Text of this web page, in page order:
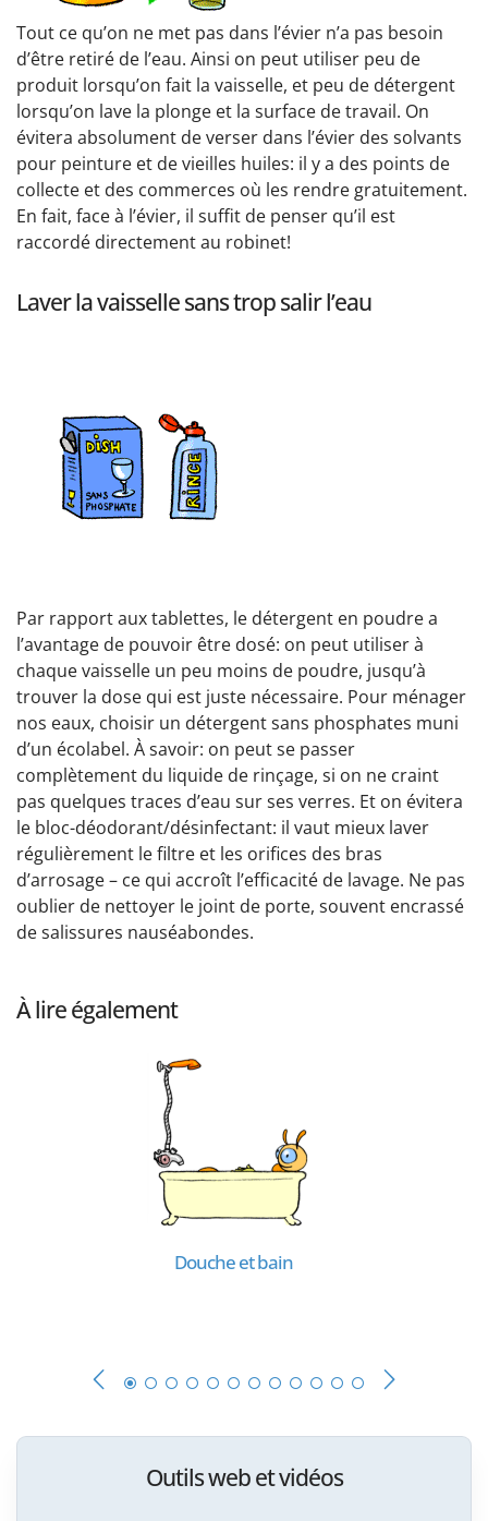
Tout ce qu’on ne met pas dans l’évier n’a pas besoin
d’être retiré de l’eau. Ainsi on peut utiliser peu de
produit lorsqu’on fait la vaisselle, et peu de détergent
lorsqu’on lave la plonge et la surface de travail. On
évitera absolument de verser dans l’évier des solvants
pour peinture et de vieilles huiles: il y a des points de
collecte et des commerces où les rendre gratuitement.
En fait, face à l’évier, il suffit de penser qu’il est
raccordé directement au robinet!
Laver la vaisselle sans trop salir l’eau
Par rapport aux tablettes, le détergent en poudre a
l’avantage de pouvoir être dosé: on peut utiliser à
chaque vaisselle un peu moins de poudre, jusqu’à
trouver la dose qui est juste nécessaire. Pour ménager
nos eaux, choisir un détergent sans phosphates muni
d’un écolabel. À savoir: on peut se passer
complètement du liquide de rinçage, si on ne craint
pas quelques traces d’eau sur ses verres. Et on évitera
le bloc-déodorant/désinfectant: il vaut mieux laver
régulièrement le filtre et les orifices des bras
d’arrosage – ce qui accroît l’efficacité de lavage. Ne pas
oublier de nettoyer le joint de porte, souvent encrassé
de salissures nauséabondes.
À lire également
Douche et bain
Outils web et vidéos